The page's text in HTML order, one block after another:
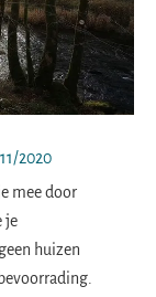
2020
mee door
je
huizen